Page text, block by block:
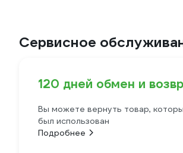
Сервисное
120 дней обмен и
Вы можете вернуть товар,
был использован
Подробнее